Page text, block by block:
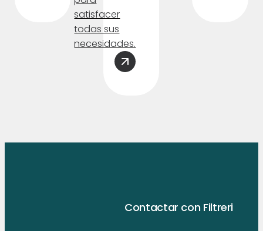
satisfacer
todas sus
necesidades.
Contactar con Filtreri